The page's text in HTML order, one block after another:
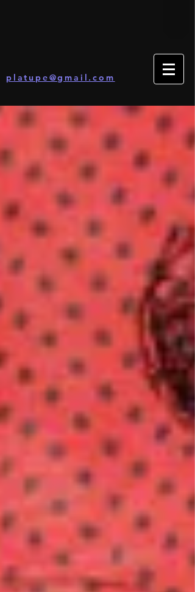
platupe@gmail.com